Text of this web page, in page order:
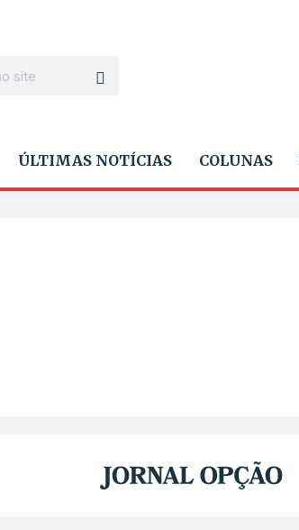
ÚLTIMAS NOTÍCIAS COLUNAS